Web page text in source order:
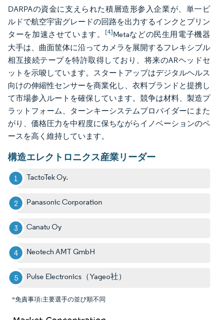
DARPAの資金に支えられた積層造形参入企業が、単一ビ
ルドで航空宇宙グレードの回路を出力するインクとプリン
ターを加速させています。 [4]Metaなどの民生用電子機器
大手は、曲面筐体に沿ってカメラを展開するフレキシブル
相互接続テープを特許取得しており、将来のARヘッドセ
ットを示唆しています。スタートアップはデジタルヘルス
向けの伸縮性センサーを商業化し、衣料ブランドと提携し
て市場参入ルートを確保しています。競争は材料、製造プ
ラットフォーム、ターンキーシステムプロバイダーにまた
がり、価格圧力を中程度に保ちながらイノベーションのペ
ースを高く維持しています。
構造エレクトロニクス産業リーダー
TactoTek Oy.
Panasonic Corporation
Canatu Oy
Neotech AMT GmbH
Pulse Electronics（Yageo社）
*免責事項:主要選手の並び順不同